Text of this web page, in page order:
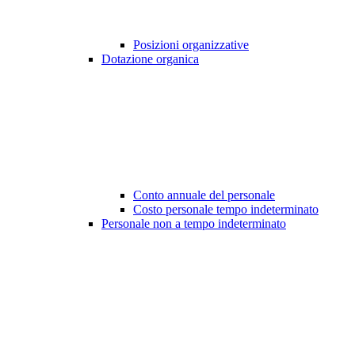
Posizioni organizzative
Dotazione organica
Conto annuale del personale
Costo personale tempo indeterminato
Personale non a tempo indeterminato